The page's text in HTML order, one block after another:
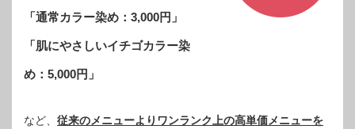
「通常カラー染め：3,000円」
「肌にやさしいイチゴカラー染
め：5,000円」
など、 従来のメニューよりワンランク上の高単価メニューを